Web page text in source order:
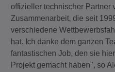
offizieller technischer Partner
Zusammenarbeit, die seit
verschiedene
hat. Ich danke dem ganzen
fantastischen Job, den sie
Projekt gemacht haben", so